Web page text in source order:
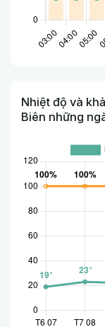
Nhiệt độ và
Biên những